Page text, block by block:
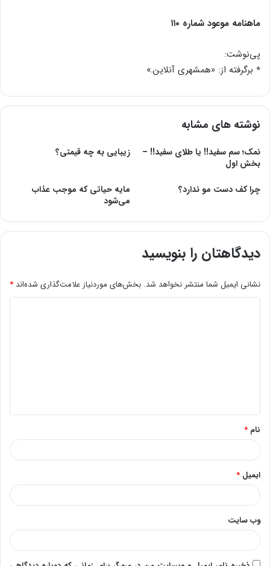
ماهنامه موعود شماره ۱۱۰
پی‌نوشت‌:
٭ برگرفته از: «همشهری آنلاین.»
نوشته های مشابه
نمک؛ سم سفید!! یا طلای سفید!! –
بخش اول
زیبایی به چه قیمتی؟
چرا کف دست مو ندارد؟
مایه حیاتی که موجب عذاب
می‌شود
دیدگاهتان را بنویسید
نشانی ایمیل شما منتشر نخواهد شد. بخش‌های موردنیاز علامت‌گذاری شده‌اند *
*
نام *
ایمیل *
وب‌ سایت